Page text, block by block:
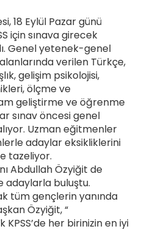
18 Eylül Pazar günü
için sınava girecek
Genel yetenek-genel
verilen Türkçe,
gelişim psikolojisi,
ölçme ve
geliştirme ve öğrenme
sınav öncesi genel
Uzman eğitmenler
adaylar eksikliklerini
tazeliyor.
Abdullah Özyiğit de
adaylarla buluştu.
tüm gençlerin yanında
Özyiğit, “
her birinizin en iyi